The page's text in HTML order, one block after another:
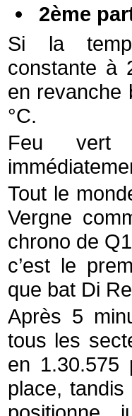
2ème
Si la
constante à
en revanche
°C.
Feu vert
Tout le
Vergne
chrono de
c’est le
que bat Di
Après 5
tous les
en 1.30.575
place,